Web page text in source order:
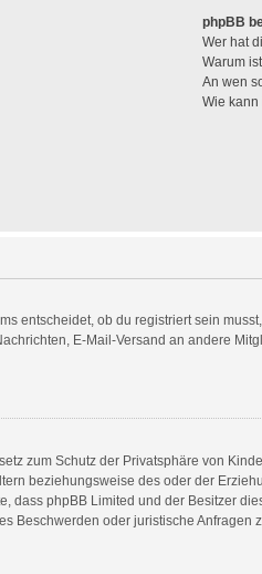
phpBB
Wer hat
Warum
An wen
Wie kann
entscheidet, ob du registriert sein
E-Mail-Versand an andere
zum Schutz der Privatsphäre von
beziehungsweise des oder der
dass phpBB Limited und der Besitzer
Beschwerden oder juristische Anfragen